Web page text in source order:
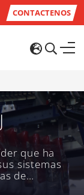
CONTACTENOS
que ha
sistemas
de